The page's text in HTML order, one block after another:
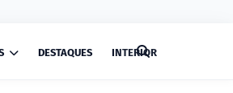
DESTAQUES INTERIOR